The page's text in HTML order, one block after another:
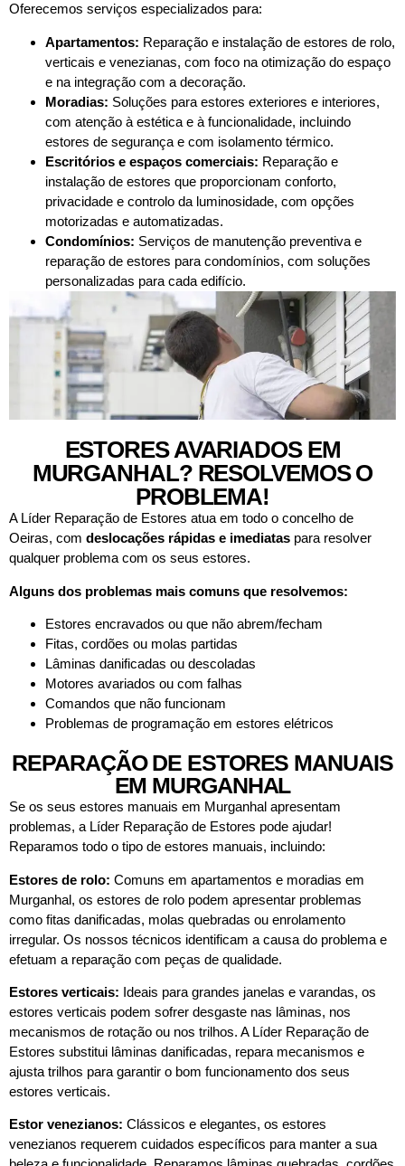
Oferecemos serviços especializados para:
Apartamentos: Reparação e instalação de estores de rolo,
verticais e venezianas, com foco na otimização do espaço
e na integração com a decoração.
Moradias: Soluções para estores exteriores e interiores,
com atenção à estética e à funcionalidade, incluindo
estores de segurança e com isolamento térmico.
Escritórios e espaços comerciais: Reparação e
instalação de estores que proporcionam conforto,
privacidade e controlo da luminosidade, com opções
motorizadas e automatizadas.
Condomínios: Serviços de manutenção preventiva e
reparação de estores para condomínios, com soluções
personalizadas para cada edifício.
ESTORES AVARIADOS EM
MURGANHAL? RESOLVEMOS O
PROBLEMA!
A Líder Reparação de Estores atua em todo o concelho de
Oeiras, com deslocações rápidas e imediatas para resolver
qualquer problema com os seus estores.
Alguns dos problemas mais comuns que resolvemos:
Estores encravados ou que não abrem/fecham
Fitas, cordões ou molas partidas
Lâminas danificadas ou descoladas
Motores avariados ou com falhas
Comandos que não funcionam
Problemas de programação em estores elétricos
REPARAÇÃO DE ESTORES MANUAIS
EM MURGANHAL
Se os seus estores manuais em Murganhal apresentam
problemas, a Líder Reparação de Estores pode ajudar!
Reparamos todo o tipo de estores manuais, incluindo:
Estores de rolo: Comuns em apartamentos e moradias em
Murganhal, os estores de rolo podem apresentar problemas
como fitas danificadas, molas quebradas ou enrolamento
irregular. Os nossos técnicos identificam a causa do problema e
efetuam a reparação com peças de qualidade.
Estores verticais: Ideais para grandes janelas e varandas, os
estores verticais podem sofrer desgaste nas lâminas, nos
mecanismos de rotação ou nos trilhos. A Líder Reparação de
Estores substitui lâminas danificadas, repara mecanismos e
ajusta trilhos para garantir o bom funcionamento dos seus
estores verticais.
Estor venezianos: Clássicos e elegantes, os estores
venezianos requerem cuidados específicos para manter a sua